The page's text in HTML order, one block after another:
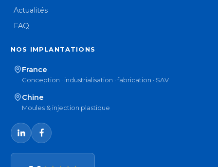
Actualités
FAQ
NOS IMPLANTATIONS
France
Conception · industrialisation · fabrication · SAV
Chine
Moules & injection plastique